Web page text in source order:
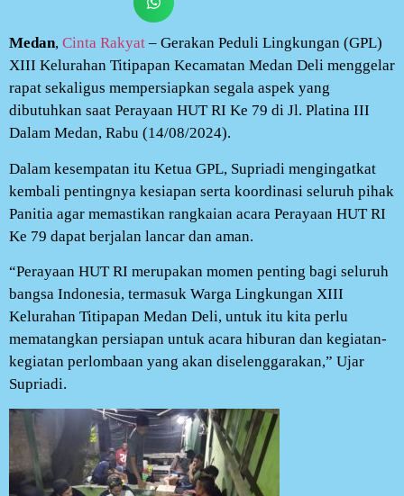
Medan, Cinta Rakyat – Gerakan Peduli Lingkungan (GPL)
XIII Kelurahan Titipapan Kecamatan Medan Deli menggelar
rapat sekaligus mempersiapkan segala aspek yang
dibutuhkan saat Perayaan HUT RI Ke 79 di Jl. Platina III
Dalam Medan, Rabu (14/08/2024).
Dalam kesempatan itu Ketua GPL, Supriadi mengingatkat
kembali pentingnya kesiapan serta koordinasi seluruh pihak
Panitia agar memastikan rangkaian acara Perayaan HUT RI
Ke 79 dapat berjalan lancar dan aman.
“Perayaan HUT RI merupakan momen penting bagi seluruh
bangsa Indonesia, termasuk Warga Lingkungan XIII
Kelurahan Titipapan Medan Deli, untuk itu kita perlu
mematangkan persiapan untuk acara hiburan dan kegiatan-
kegiatan perlombaan yang akan diselenggarakan,” Ujar
Supriadi.